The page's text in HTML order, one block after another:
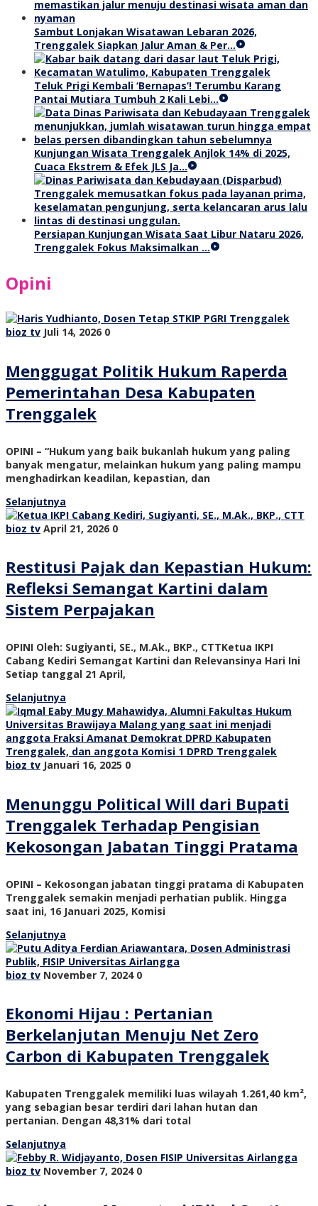
Sambut Lonjakan Wisatawan Lebaran 2026,
Trenggalek Siapkan Jalur Aman & Per…
Teluk Prigi Kembali ‘Bernapas’! Terumbu Karang
Pantai Mutiara Tumbuh 2 Kali Lebi…
Kunjungan Wisata Trenggalek Anjlok 14% di 2025,
Cuaca Ekstrem & Efek JLS Ja…
Persiapan Kunjungan Wisata Saat Libur Nataru 2026,
Trenggalek Fokus Maksimalkan …
Opini
bioz tv Juli 14, 2026 0
Menggugat Politik Hukum Raperda
Pemerintahan Desa Kabupaten
Trenggalek
OPINI – “Hukum yang baik bukanlah hukum yang paling
banyak mengatur, melainkan hukum yang paling mampu
menghadirkan keadilan, kepastian, dan
Selanjutnya
bioz tv April 21, 2026 0
Restitusi Pajak dan Kepastian Hukum:
Refleksi Semangat Kartini dalam
Sistem Perpajakan
OPINI Oleh: Sugiyanti, SE., M.Ak., BKP., CTTKetua IKPI
Cabang Kediri Semangat Kartini dan Relevansinya Hari Ini
Setiap tanggal 21 April,
Selanjutnya
bioz tv Januari 16, 2025 0
Menunggu Political Will dari Bupati
Trenggalek Terhadap Pengisian
Kekosongan Jabatan Tinggi Pratama
OPINI – Kekosongan jabatan tinggi pratama di Kabupaten
Trenggalek semakin menjadi perhatian publik. Hingga
saat ini, 16 Januari 2025, Komisi
Selanjutnya
bioz tv November 7, 2024 0
Ekonomi Hijau : Pertanian
Berkelanjutan Menuju Net Zero
Carbon di Kabupaten Trenggalek
Kabupaten Trenggalek memiliki luas wilayah 1.261,40 km²,
yang sebagian besar terdiri dari lahan hutan dan
pertanian. Dengan 48,31% dari total
Selanjutnya
bioz tv November 7, 2024 0